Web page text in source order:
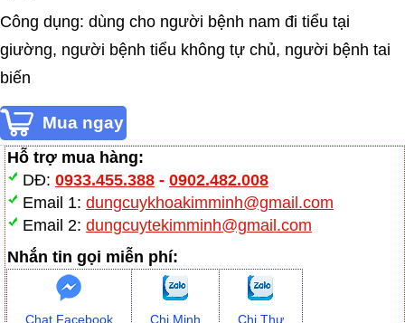
Công dụng: dùng cho người bệnh nam đi tiểu tại
giường, người bệnh tiểu không tự chủ, người bệnh tai
biến
Hỗ trợ mua hàng:
DĐ: 0933.455.388- 0902.482.008
Email 1: dungcuykhoakimminh@gmail.com
Email 2: dungcuytekimminh@gmail.com
Nhắn tin gọi miễn phí:
Chat Facebook Chị Minh Chị Thư